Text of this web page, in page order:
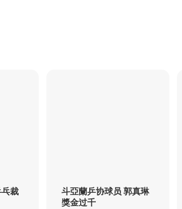
裁
斗亞蘭乒协球员 郭真琳
獎金过千